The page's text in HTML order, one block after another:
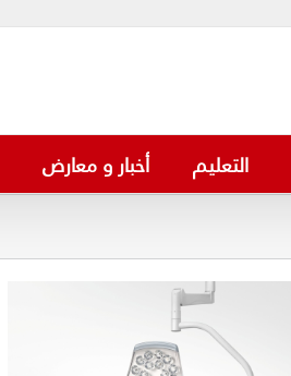
BeneVision N22/N19
BeneVision N17/N15/N12
التعليم أخبار و معارض